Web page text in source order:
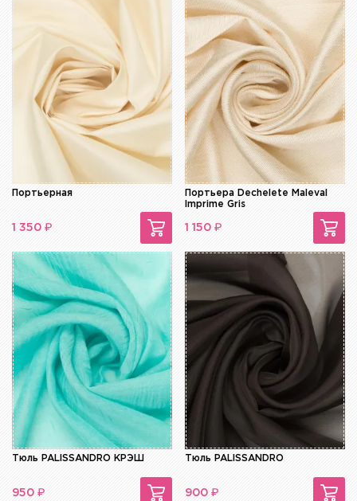
Портьерная
1 350 ₽
Портьера Dechelete Maleval
Imprime Gris
1 150 ₽
Тюль PALISSANDRO КРЭШ
950 ₽
Тюль PALISSANDRO
900 ₽